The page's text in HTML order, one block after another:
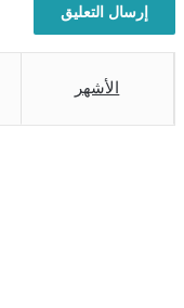
الأشهر